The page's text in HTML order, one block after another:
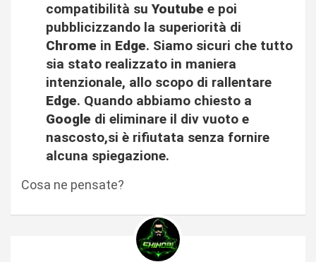
compatibilità suYoutube e poi
pubblicizzando la superiorità di
Chrome in Edge. Siamo sicuri che tutto
sia stato realizzato in maniera
intenzionale, allo scopo di rallentare
Edge. Quando abbiamo chiesto a
Google di eliminare il div vuoto e
nascosto,si è rifiutata senza fornire
alcuna spiegazione.
Cosa ne pensate?